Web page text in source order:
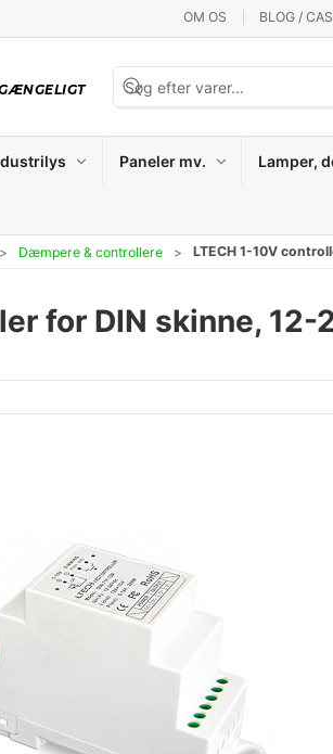
OM OS BLOG /
Paneler mv. Lamper,
Dæmpere & controllere LTECH 1-10V
for DIN skinne, 12-